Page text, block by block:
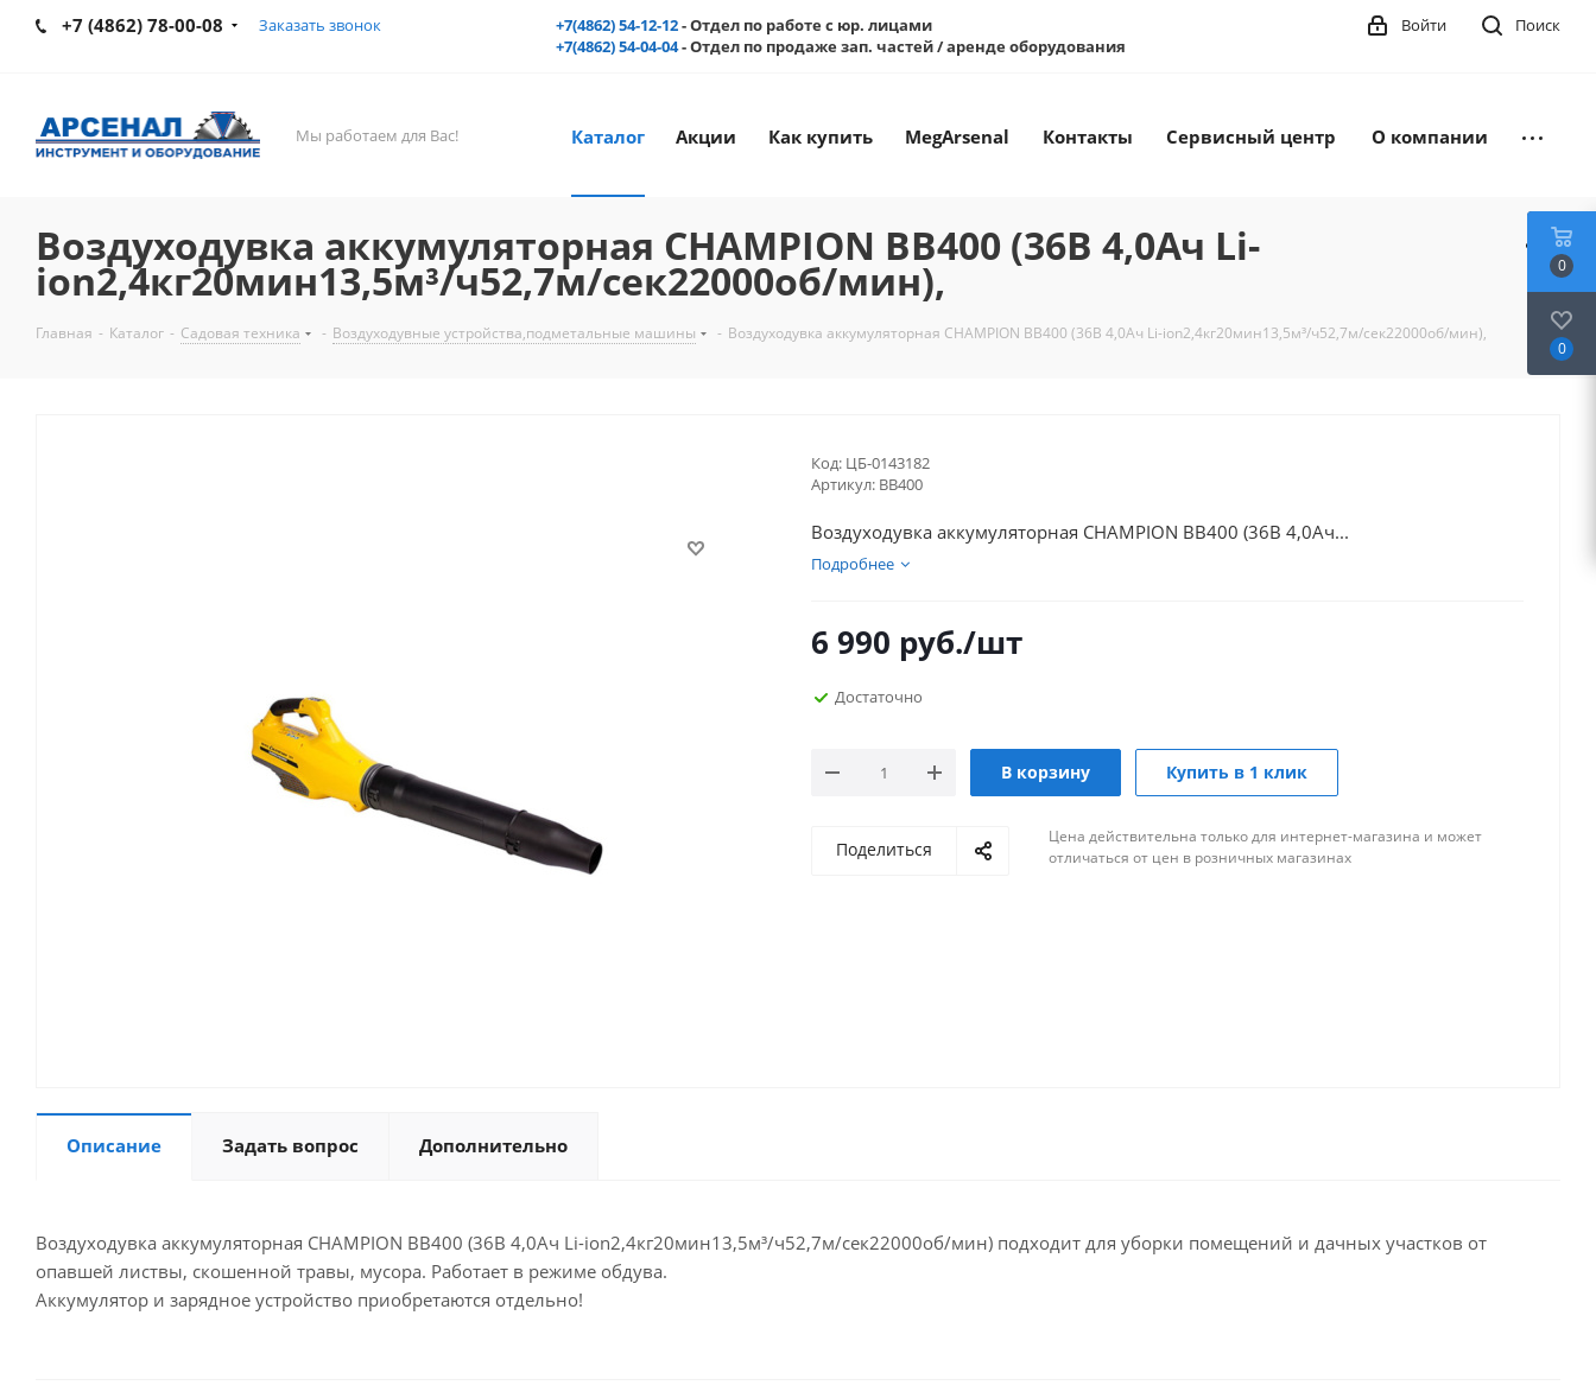
+7 (4862) 78-00-08 Заказать звонок +7(4862) 54-12-12- Отдел по работе с юр. лицами
+7(4862) 54-04-04- Отдел по продаже зап. частей / аренде оборудования
Поиск
Войти
Мы работаем для Вас! Каталог Акции Как купить MegArsenal Контакты Сервисный центр О компании
Воздуходувка аккумуляторная CHAMPION BB400 (36В 4,0Ач Li-
ion2,4кг20мин13,5м³/ч52,7м/сек22000об/мин),
Главная - Каталог - Садовая техника - Воздуходувные устройства,подметальные машины - Воздуходувка аккумуляторная CHAMPION BB400 (36В 4,0Ач Li-ion2,4кг20мин13,5м³/ч52,7м/сек22000об/мин),
Код: ЦБ-0143182
Артикул: ВВ400
Воздуходувка аккумуляторная CHAMPION BB400 (36В 4,0Ач...
Подробнее
6 990 руб./шт
Достаточно
В корзину Купить в 1 клик
Поделиться
Цена действительна только для интернет-магазина и может
отличаться от цен в розничных магазинах
Описание Задать вопрос Дополнительно
Воздуходувка аккумуляторная CHAMPION BB400 (36В 4,0Ач Li-ion2,4кг20мин13,5м³/ч52,7м/сек22000об/мин) подходит для уборки помещений и дачных участков от
опавшей листвы, скошенной травы, мусора. Работает в режиме обдува.
Аккумулятор и зарядное устройство приобретаются отдельно!
0
0